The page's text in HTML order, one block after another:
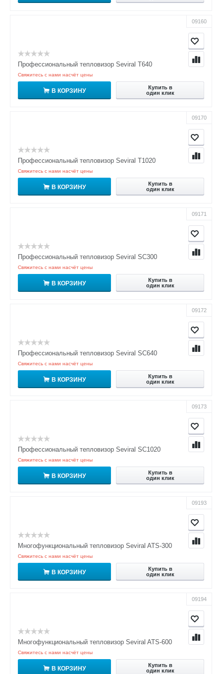
09160
Профессиональный тепловизор Seviral T640
Свяжитесь с нами насчёт цены
В КОРЗИНУ
Купить в
один клик
09170
Профессиональный тепловизор Seviral T1020
Свяжитесь с нами насчёт цены
В КОРЗИНУ
Купить в
один клик
09171
Профессиональный тепловизор Seviral SC300
Свяжитесь с нами насчёт цены
В КОРЗИНУ
Купить в
один клик
09172
Профессиональный тепловизор Seviral SC640
Свяжитесь с нами насчёт цены
В КОРЗИНУ
Купить в
один клик
09173
Профессиональный тепловизор Seviral SC1020
Свяжитесь с нами насчёт цены
В КОРЗИНУ
Купить в
один клик
09193
Многофункциональный тепловизор Seviral ATS-300
Свяжитесь с нами насчёт цены
В КОРЗИНУ
Купить в
один клик
09194
Многофункциональный тепловизор Seviral ATS-600
Свяжитесь с нами насчёт цены
В КОРЗИНУ
Купить в
один клик